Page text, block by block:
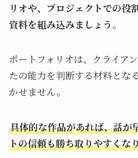
リオや、プロジェクトでの役
資料を組み込みましょう。
ポートフォリオは、クライア
たの能力を判断する材料とな
かせません。
具体的な作品があれば、話が
トの信頼も勝ち取りやすくな